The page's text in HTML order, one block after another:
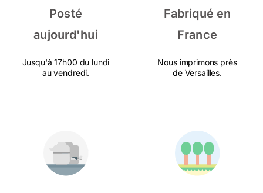
Posté
aujourd'hui
Jusqu'à 17h00 du lundi
au vendredi.
Fabriqué en
France
Nous imprimons près
de Versailles.